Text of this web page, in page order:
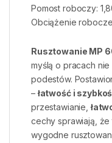
Pomost roboczy:
Obciążenie
Rusztowanie MP
myślą o pracach
podestów.
– łatwość i
przestawianie,
cechy sprawiają,
wygodne